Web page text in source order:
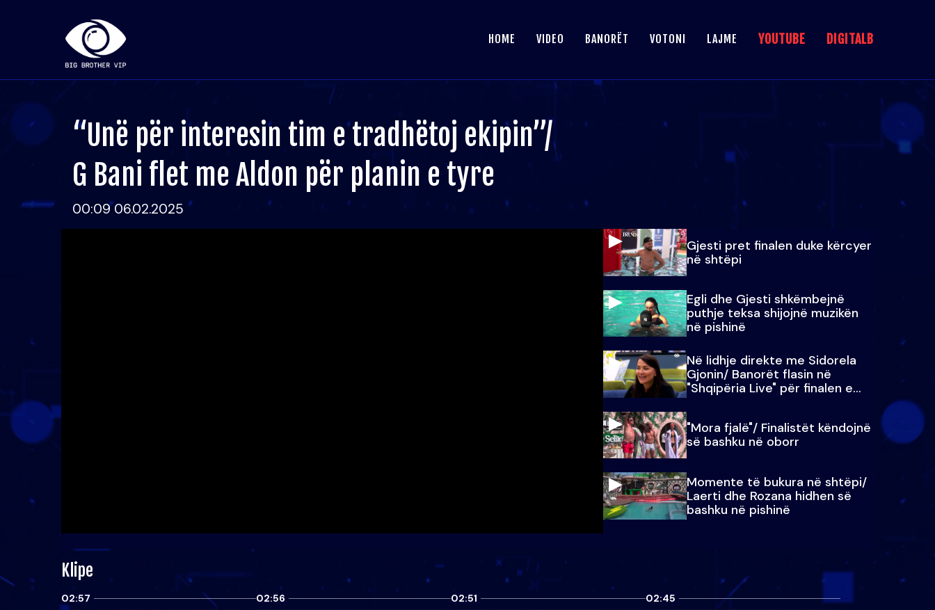
HOME VIDEO BANORËT VOTONI LAJME YOUTUBE DIGITALB
“Unë për interesin tim e tradhëtoj ekipin”/
G Bani flet me Aldon për planin e tyre
00:09 06.02.2025
Gjesti pret finalen duke kërcyer
në shtëpi
Egli dhe Gjesti shkëmbejnë
puthje teksa shijojnë muzikën
në pishinë
Në lidhje direkte me Sidorela
Gjonin/ Banorët flasin në
"Shqipëria Live" për finalen e
madhe
"Mora fjalë"/ Finalistët këndojnë
së bashku në oborr
Momente të bukura në shtëpi/
Laerti dhe Rozana hidhen së
bashku në pishinë
Klipe
02:57 02:56 02:51 02:45